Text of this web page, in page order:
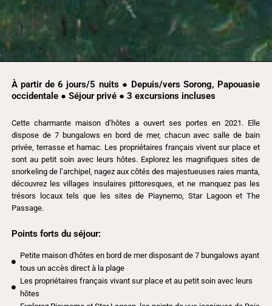
À partir de 6 jours/5 nuits ● Depuis/vers Sorong, Papouasie
occidentale ● Séjour privé ● 3 excursions incluses
Cette charmante maison d’hôtes a ouvert ses portes en 2021. Elle
dispose de 7 bungalows en bord de mer, chacun avec salle de bain
privée, terrasse et hamac. Les propriétaires français vivent sur place et
sont au petit soin avec leurs hôtes. Explorez les magnifiques sites de
snorkeling de l’archipel, nagez aux côtés des majestueuses raies manta,
découvrez les villages insulaires pittoresques, et ne manquez pas les
trésors locaux tels que les sites de Piaynemo, Star Lagoon et The
Passage.
Points forts du séjour:
Petite maison d'hôtes en bord de mer disposant de 7 bungalows ayant
tous un accès direct à la plage
Les propriétaires français vivant sur place et au petit soin avec leurs
hôtes